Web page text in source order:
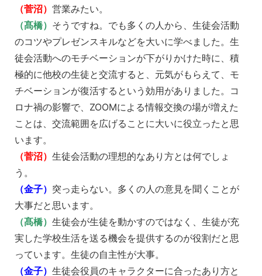
（菅沼） 営業みたい。
（髙橋） そうですね。でも多くの人から、生徒会活動
のコツやプレゼンスキルなどを大いに学べました。生
徒会活動へのモチベーションが下がりかけた時に、積
極的に他校の生徒と交流すると、元気がもらえて、モ
チベーションが復活するという効用がありました。コ
ロナ禍の影響で、ZOOMによる情報交換の場が増えた
ことは、交流範囲を広げることに大いに役立ったと思
います。
（菅沼） 生徒会活動の理想的なあり方とは何でしょ
う。
（金子） 突っ走らない。多くの人の意見を聞くことが
大事だと思います。
（髙橋） 生徒会が生徒を動かすのではなく、生徒が充
実した学校生活を送る機会を提供するのが役割だと思
っています。生徒の自主性が大事。
（金子） 生徒会役員のキャラクターに合ったあり方と